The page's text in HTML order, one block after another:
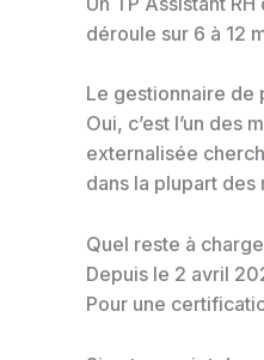
déroule sur 6 à 12
Le gestionnaire de
Oui, c’est l’un
externalisée
dans la plupart des
Quel reste à
Depuis le 2 avril
Pour une